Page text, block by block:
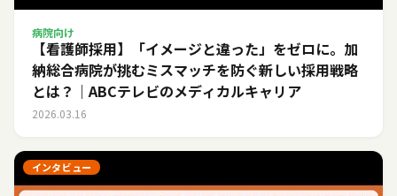
病院向け
【看護師採用】「イメージと違った」をゼロに。加
納総合病院が挑むミスマッチを防ぐ新しい採用戦略
とは？｜ABCテレビのメディカルキャリア
2026.03.16
インタビュー